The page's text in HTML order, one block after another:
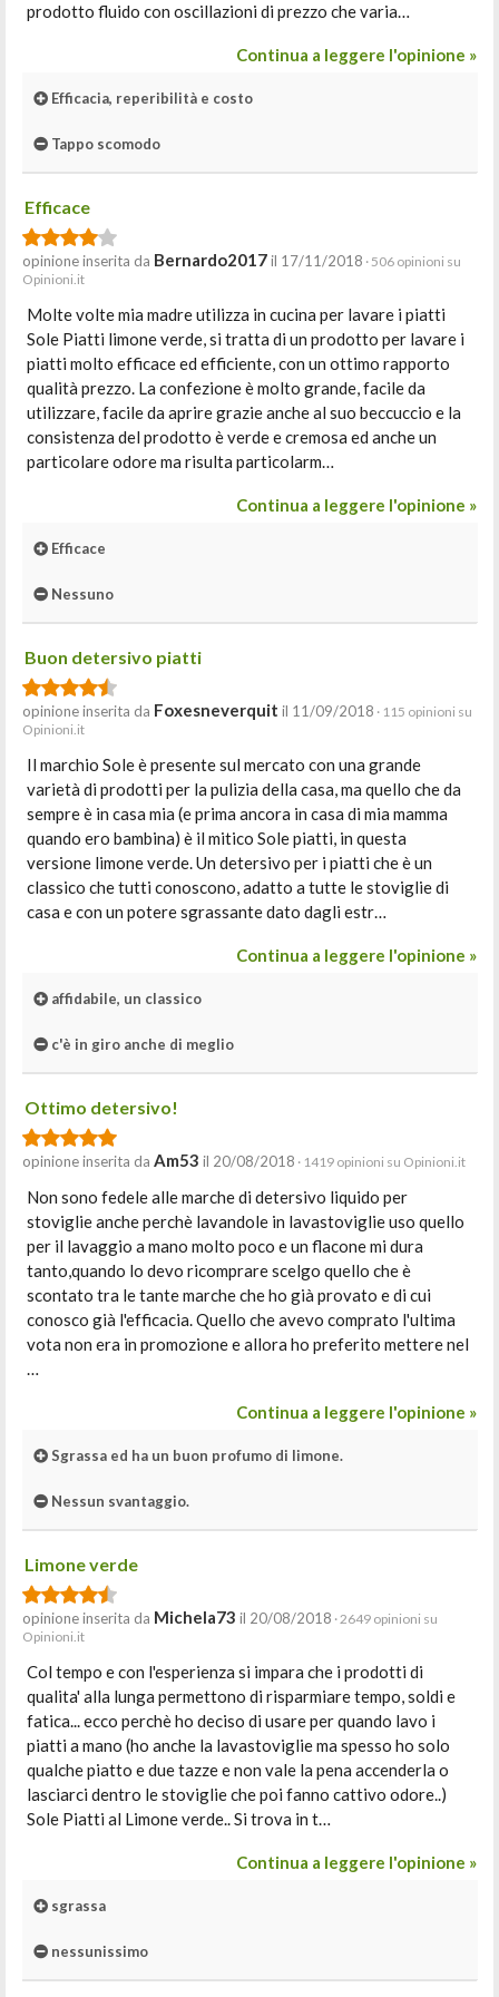
prodotto fluido con oscillazioni di prezzo che varia…
Continua a leggere l'opinione »
Efficacia, reperibilità e costo
Tappo scomodo
Efficace
opinione inserita da Bernardo2017il 17/11/2018 · 506 opinioni su
Opinioni.it
Molte volte mia madre utilizza in cucina per lavare i piatti
Sole Piatti limone verde, si tratta di un prodotto per lavare i
piatti molto efficace ed efficiente, con un ottimo rapporto
qualità prezzo. La confezione è molto grande, facile da
utilizzare, facile da aprire grazie anche al suo beccuccio e la
consistenza del prodotto è verde e cremosa ed anche un
particolare odore ma risulta particolarm…
Continua a leggere l'opinione »
Efficace
Nessuno
Buon detersivo piatti
opinione inserita da Foxesneverquit il 11/09/2018 · 115 opinioni su
Opinioni.it
Il marchio Sole è presente sul mercato con una grande
varietà di prodotti per la pulizia della casa, ma quello che da
sempre è in casa mia (e prima ancora in casa di mia mamma
quando ero bambina) è il mitico Sole piatti, in questa
versione limone verde. Un detersivo per i piatti che è un
classico che tutti conoscono, adatto a tutte le stoviglie di
casa e con un potere sgrassante dato dagli estr…
Continua a leggere l'opinione »
affidabile, un classico
c'è in giro anche di meglio
Ottimo detersivo!
opinione inserita da Am53 il 20/08/2018 · 1419 opinioni su Opinioni.it
Non sono fedele alle marche di detersivo liquido per
stoviglie anche perchè lavandole in lavastoviglie uso quello
per il lavaggio a mano molto poco e un flacone mi dura
tanto,quando lo devo ricomprare scelgo quello che è
scontato tra le tante marche che ho già provato e di cui
conosco già l'efficacia. Quello che avevo comprato l'ultima
vota non era in promozione e allora ho preferito mettere nel
…
Continua a leggere l'opinione »
Sgrassa ed ha un buon profumo di limone.
Nessun svantaggio.
Limone verde
opinione inserita da Michela73 il 20/08/2018 · 2649 opinioni su
Opinioni.it
Col tempo e con l'esperienza si impara che i prodotti di
qualita' alla lunga permettono di risparmiare tempo, soldi e
fatica... ecco perchè ho deciso di usare per quando lavo i
piatti a mano (ho anche la lavastoviglie ma spesso ho solo
qualche piatto e due tazze e non vale la pena accenderla o
lasciarci dentro le stoviglie che poi fanno cattivo odore..)
Sole Piatti al Limone verde.. Si trova in t…
Continua a leggere l'opinione »
sgrassa
nessunissimo